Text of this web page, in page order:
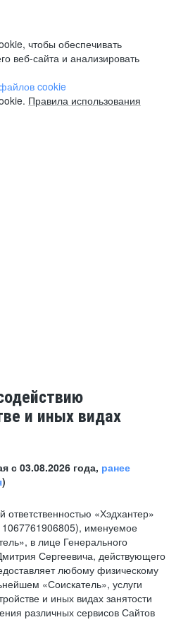
чтобы обеспечивать
веб-сайта и анализировать
cookie
Правила использования
и иных видах
с 03.08.2026 года, ранее
)
«Хэдхантер»
именуемое
в лице Генерального
Сергеевича, действующего
любому физическому
«Соискатель», услуги
и иных видах занятости
различных сервисов Сайтов